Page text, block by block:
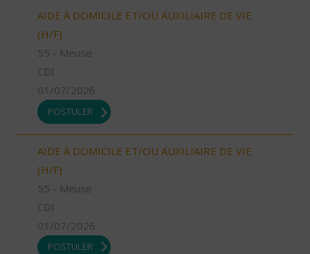
AIDE À DOMICILE ET/OU AUXILIAIRE DE VIE
(H/F)
55 - Meuse
CDI
01/07/2026
POSTULER
AIDE À DOMICILE ET/OU AUXILIAIRE DE VIE
(H/F)
55 - Meuse
CDI
01/07/2026
POSTULER